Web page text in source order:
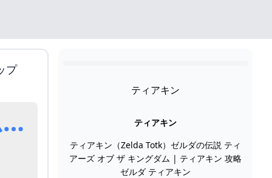
プ
DXエディション
ティアキン
ティアキン
ティアキン（Zelda Totk）ゼルダの伝説 ティ
アーズ オブ ザ キングダム | ティアキン 攻略
ゼルダ ティアキン